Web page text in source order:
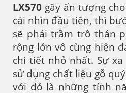
LX570 gây ấn tượng
cái nhìn đầu tiên, thì
sẽ phải trầm trồ thán
rộng lớn vô cùng hiện
chi tiết nhỏ nhất. Sự
sử dụng chất liệu gỗ
với đó là những tính